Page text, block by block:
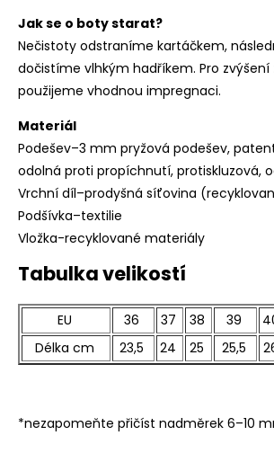
Jak se o boty starat?
Nečistoty odstraníme kartáčkem,
dočistíme vlhkým hadříkem. Pro zvýšení
použijeme vhodnou impregnaci.
Materiál
Podešev–3 mm pryžová podešev,
odolná proti propíchnutí, protiskluzová,
Vrchní díl–prodyšná síťovina
Podšívka–textilie
Vložka-recyklované materiály
Tabulka velikostí
EU 36 37 38 39
Délka cm
23,5 24 25 25,5
*nezapomeňte přičíst nadměrek 6–10